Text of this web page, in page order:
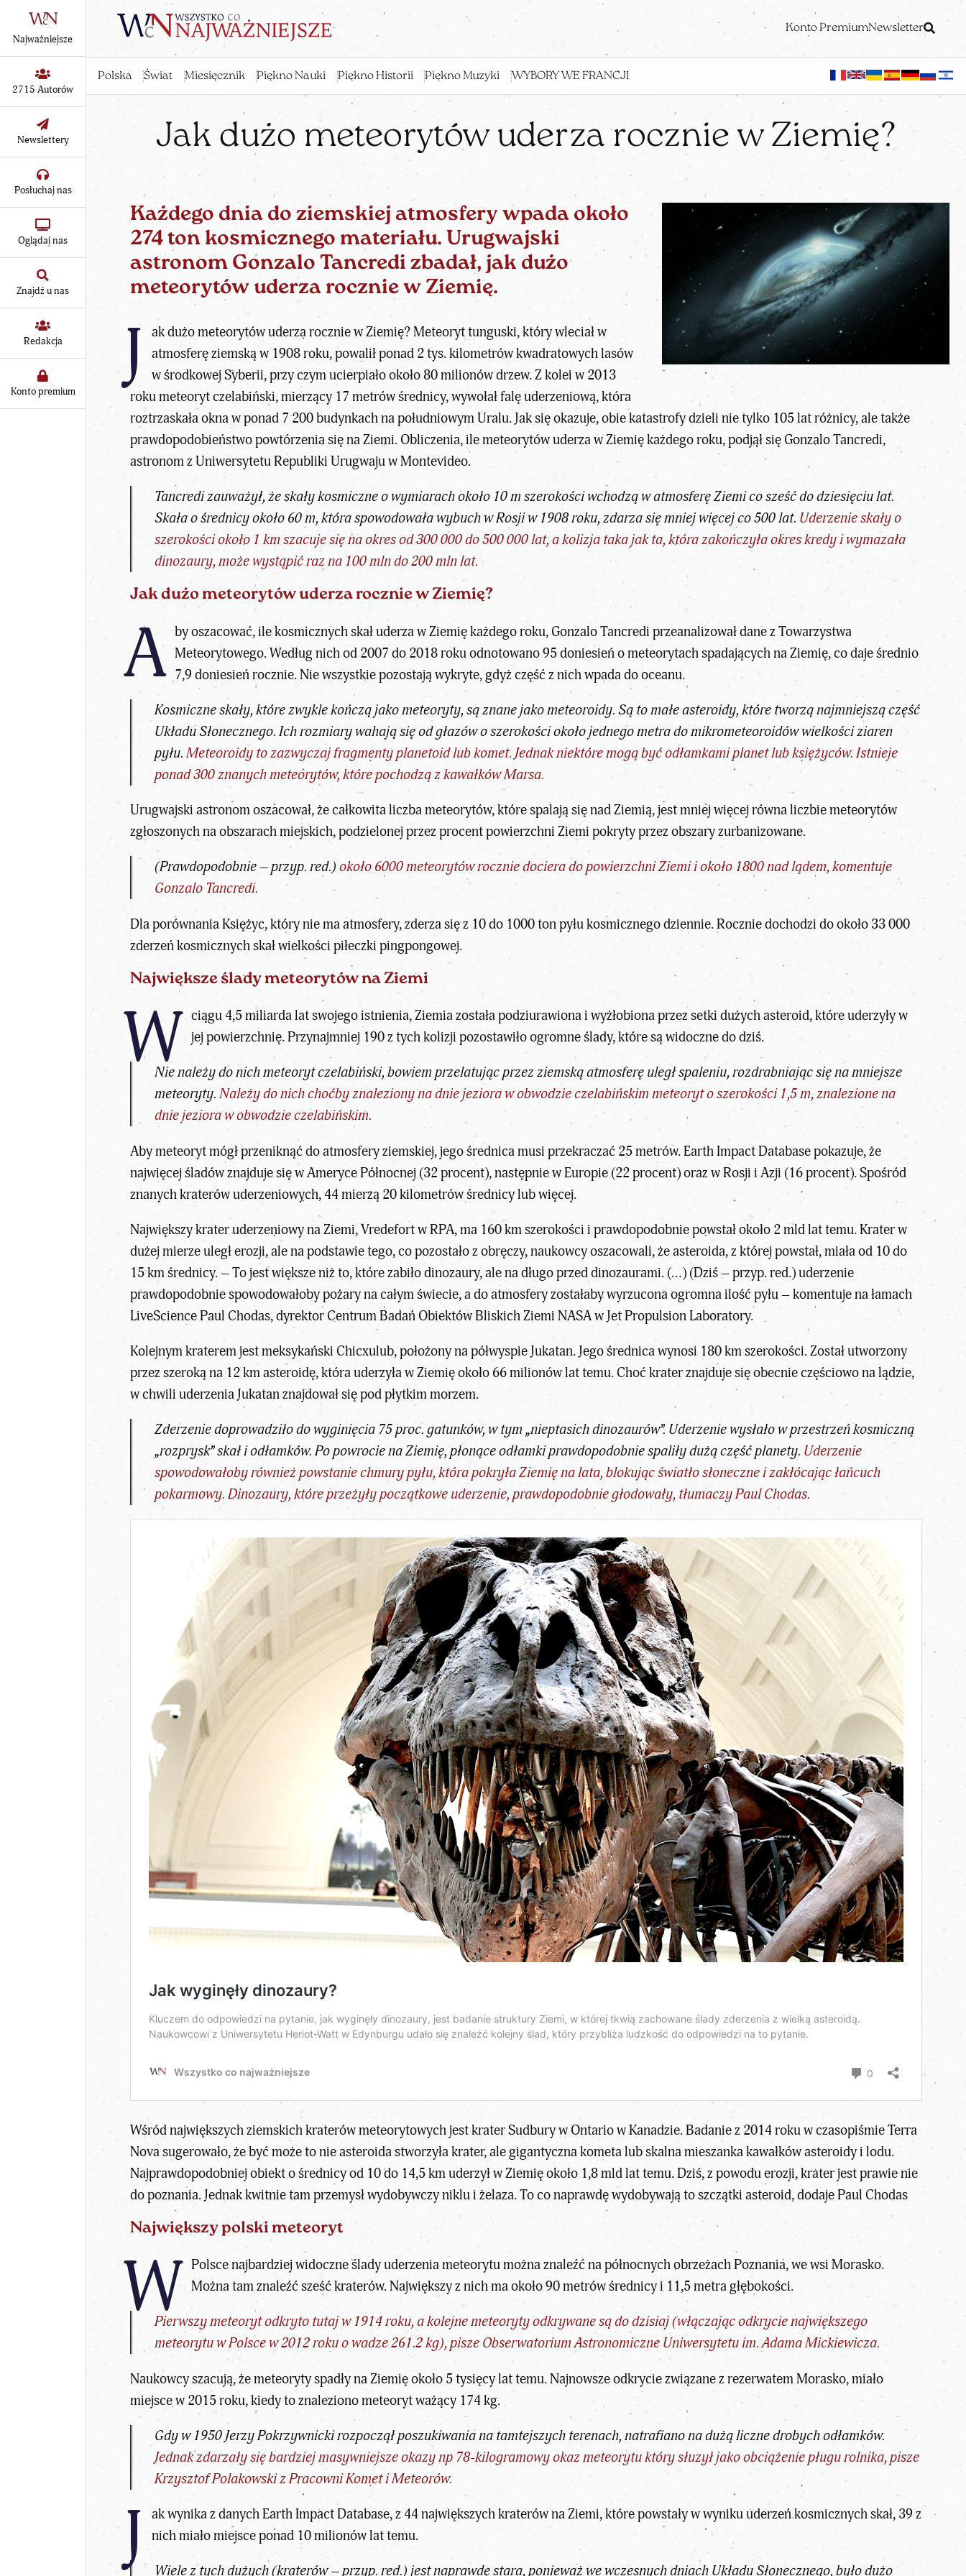
Konto PremiumNewsletter
Polska Świat Miesięcznik Piękno Nauki Piękno Historii Piękno Muzyki WYBORY WE FRANCJI
Najważniejsze
2715 Autorów
Newslettery
Posłuchaj nas
Oglądaj nas
Znajdź u nas
Redakcja
Konto premium
Jak dużo meteorytów uderza rocznie w Ziemię?
Każdego dnia do ziemskiej atmosfery wpada około
274 tonkosmicznego materiału. Urugwajski
astronom Gonzalo Tancredi zbadał, jak dużo
meteorytów uderza rocznie w Ziemię.
J
ak dużo meteorytów uderza rocznie w Ziemię? Meteoryt tunguski, który wleciał w
atmosferę ziemską w 1908 roku, powalił ponad 2 tys. kilometrów kwadratowych lasów
w środkowej Syberii, przy czym ucierpiało około 80 milionów drzew. Z kolei w 2013
roku meteoryt czelabiński, mierzący 17 metrów średnicy, wywołał falę uderzeniową, która
roztrzaskała okna w ponad 7 200 budynkach na południowym Uralu. Jak się okazuje, obie katastrofy dzieli nie tylko 105 lat różnicy, ale także
prawdopodobieństwo powtórzenia się na Ziemi. Obliczenia, ile meteorytów uderza w Ziemię każdego roku, podjął się Gonzalo Tancredi,
astronom z Uniwersytetu Republiki Urugwaju w Montevideo.
Tancredi zauważył, że skały kosmiczne o wymiarach około 10 m szerokości wchodzą w atmosferę Ziemi co sześć do dziesięciu lat.
Skała o średnicy około 60 m, która spowodowała wybuch w Rosji w 1908 roku, zdarza się mniej więcej co 500 lat. Uderzenie skały o
szerokości około 1 km szacuje się na okres od 300 000 do 500 000 lat, a kolizja taka jak ta, która zakończyła okres kredy i wymazała
dinozaury, może wystąpić raz na 100 mln do 200 mln lat.
Jak dużo meteorytów uderza rocznie w Ziemię?
A by oszacować, ile kosmicznych skał uderza w Ziemię każdego roku, Gonzalo Tancredi przeanalizował dane z Towarzystwa
Meteorytowego. Według nich od 2007 do 2018 roku odnotowano 95 doniesień o meteorytach spadających na Ziemię, co daje średnio
7,9 doniesień rocznie. Nie wszystkie pozostają wykryte, gdyż część z nich wpada do oceanu.
Kosmiczne skały, które zwykle kończą jako meteoryty, są znane jako meteoroidy. Są to małe asteroidy, które tworzą najmniejszą część
Układu Słonecznego. Ich rozmiary wahają się od głazów o szerokości około jednego metra do mikrometeoroidów wielkości ziaren
pyłu.Meteoroidy to zazwyczaj fragmenty planetoid lub komet. Jednak niektóre mogą być odłamkami planet lub księżyców. Istnieje
ponad 300 znanych meteorytów, które pochodzą z kawałków Marsa.
Urugwajski astronom oszacował, że całkowita liczba meteorytów, które spalają się nad Ziemią, jest mniej więcej równa liczbie meteorytów
zgłoszonych na obszarach miejskich, podzielonej przez procent powierzchni Ziemi pokryty przez obszary zurbanizowane.
(Prawdopodobnie – przyp. red.)około 6000 meteorytów rocznie dociera do powierzchni Ziemi i około 1800 nad lądem, komentuje
Gonzalo Tancredi.
Dla porównania Księżyc, który nie ma atmosfery, zderza się z 10 do 1000 ton pyłu kosmicznego dziennie. Rocznie dochodzi do około 33 000
zderzeń kosmicznych skał wielkości piłeczki pingpongowej.
Największe ślady meteorytów na Ziemi
W ciągu 4,5 miliarda lat swojego istnienia, Ziemia została podziurawiona i wyżłobiona przez setki dużych asteroid, które uderzyły w
jej powierzchnię. Przynajmniej 190 z tych kolizji pozostawiło ogromne ślady, które są widoczne do dziś.
Nie należy do nich meteoryt czelabiński, bowiem przelatując przez ziemską atmosferę uległ spaleniu, rozdrabniając się na mniejsze
meteoryty.Należy do nich choćby znaleziony na dnie jeziora w obwodzie czelabińskim meteoryt o szerokości 1,5 m, znalezione na
dnie jeziora w obwodzie czelabińskim.
Aby meteoryt mógł przeniknąć do atmosfery ziemskiej, jego średnica musi przekraczać 25 metrów. Earth Impact Database pokazuje, że
najwięcej śladów znajduje się w Ameryce Północnej (32 procent), następnie w Europie (22 procent) oraz w Rosji i Azji (16 procent). Spośród
znanych kraterów uderzeniowych, 44 mierzą 20 kilometrów średnicy lub więcej.
Największy krater uderzeniowy na Ziemi, Vredefort w RPA, ma 160 km szerokości i prawdopodobnie powstał około 2 mld lat temu. Krater w
dużej mierze uległ erozji, ale na podstawie tego, co pozostało z obręczy, naukowcy oszacowali, że asteroida, z której powstał, miała od 10 do
15 km średnicy. – To jest większe niż to, które zabiło dinozaury, ale na długo przed dinozaurami. (…) (Dziś – przyp. red.) uderzenie
prawdopodobnie spowodowałoby pożary na całym świecie, a do atmosfery zostałaby wyrzucona ogromna ilość pyłu – komentuje na łamach
LiveScience Paul Chodas, dyrektor Centrum Badań Obiektów Bliskich Ziemi NASA w Jet Propulsion Laboratory.
Kolejnym kraterem jest meksykański Chicxulub, położony na półwyspie Jukatan. Jego średnica wynosi 180 km szerokości. Został utworzony
przez szeroką na 12 km asteroidę, która uderzyła w Ziemię około 66 milionów lat temu. Choć krater znajduje się obecnie częściowo na lądzie,
w chwili uderzenia Jukatan znajdował się pod płytkim morzem.
Zderzenie doprowadziło do wyginięcia 75 proc. gatunków, w tym „nieptasich dinozaurów”. Uderzenie wysłało w przestrzeń kosmiczną
„rozprysk” skał i odłamków. Po powrocie na Ziemię, płonące odłamki prawdopodobnie spaliły dużą część planety. Uderzenie
spowodowałoby również powstanie chmury pyłu, która pokryła Ziemię na lata, blokując światło słoneczne i zakłócając łańcuch
pokarmowy. Dinozaury, które przeżyły początkowe uderzenie, prawdopodobnie głodowały, tłumaczy Paul Chodas.
Wśród największych ziemskich kraterów meteorytowych jest krater Sudbury w Ontario w Kanadzie. Badanie z 2014 roku w czasopiśmie Terra
Nova sugerowało, że być może to nie asteroida stworzyła krater, ale gigantyczna kometa lub skalna mieszanka kawałków asteroidy i lodu.
Najprawdopodobniej obiekt o średnicy od 10 do 14,5 km uderzył w Ziemię około 1,8 mld lat temu. Dziś, z powodu erozji, krater jest prawie nie
do poznania. Jednak kwitnie tam przemysł wydobywczy niklu i żelaza. To co naprawdę wydobywają to szczątki asteroid, dodaje Paul Chodas
Największy polski meteoryt
W Polsce najbardziej widoczne ślady uderzenia meteorytu można znaleźć na północnych obrzeżach Poznania, we wsi Morasko.
Można tam znaleźć sześć kraterów. Największy z nich ma około 90 metrów średnicy i 11,5 metra głębokości.
Pierwszy meteoryt odkryto tutaj w 1914 roku, a kolejne meteoryty odkrywane są do dzisiaj (włączając odkrycie największego
meteorytu w Polsce w 2012 roku o wadze 261.2 kg), pisze Obserwatorium Astronomiczne Uniwersytetu im. Adama Mickiewicza.
Naukowcy szacują, że meteoryty spadły na Ziemię około 5 tysięcy lat temu. Najnowsze odkrycie związane z rezerwatem Morasko, miało
miejsce w 2015 roku, kiedy to znaleziono meteoryt ważący 174 kg.
Gdy w 1950 Jerzy Pokrzywnicki rozpoczął poszukiwania na tamtejszych terenach, natrafiano na dużą liczne drobych odłamków.
Jednak zdarzały się bardziej masywniejsze okazy np 78-kilogramowy okaz meteorytu który słuzył jako obciążenie pługu rolnika, pisze
KrzysztofPolakowski z Pracowni Komet i Meteorów.
J ak wynika z danych Earth Impact Database, z 44 największych kraterów na Ziemi, które powstały w wyniku uderzeń kosmicznych skał, 39 z
nich miało miejsce ponad 10 milionów lat temu.
Wiele z tych dużych (kraterów – przyp. red.) jest naprawdę stara, ponieważ we wczesnych dniach Układu Słonecznego, było dużo